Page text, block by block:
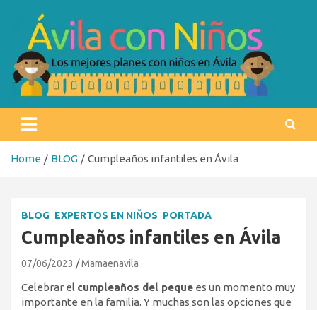
content
Ávila con niños
Home BLOG Cumpleaños infantiles en Ávila
BLOG EXPERTOS EN NIÑOS PORTADA
Cumpleaños infantiles en Ávila
07/06/2023 Mamaenavila
Celebrar el cumpleaños del peque es un momento muy
importante en la familia. Y muchas son las opciones que